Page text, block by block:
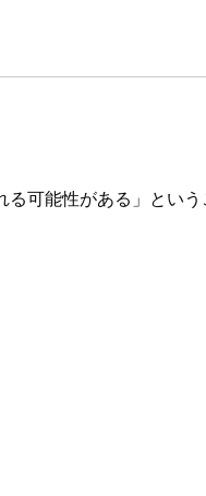
可能性がある」という